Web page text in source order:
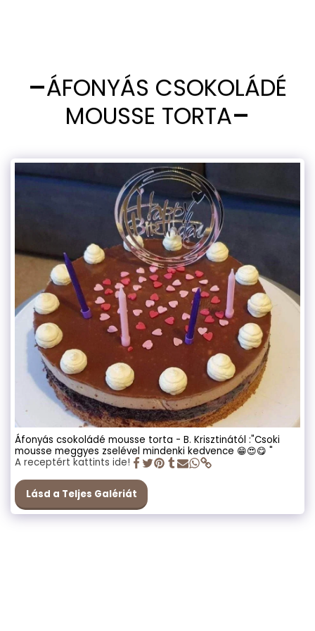
ÁFONYÁS CSOKOLÁDÉ
MOUSSE TORTA
Áfonyás csokoládé mousse torta - B. Krisztinától :"Csoki
mousse meggyes zselével mindenki kedvence 😁😍😋 "
A receptért kattints ide!
Lásd a Teljes Galériát